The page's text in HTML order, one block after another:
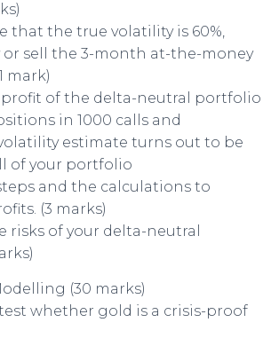
that the true volatility is 60%,
or sell the 3-month at-the-money
mark)
profit of the delta-neutral portfolio
in 1000 calls and
estimate turns out to be
of your portfolio
and the calculations to
(3 marks)
risks of your delta-neutral
(30 marks)
whether gold is a crisis-proof